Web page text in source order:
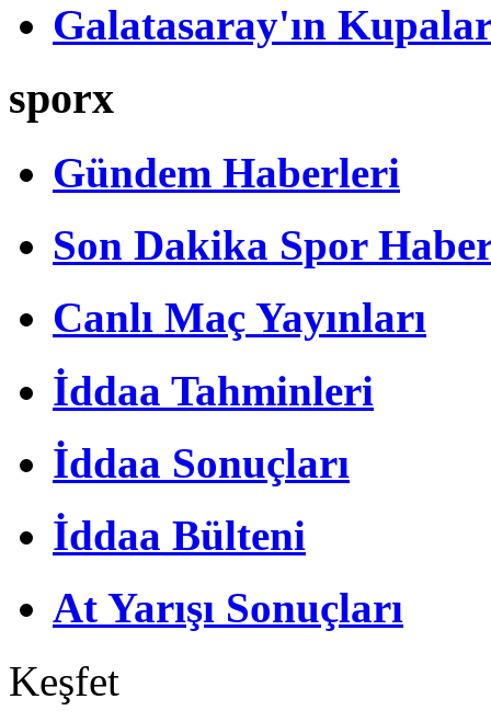
Galatasaray'ın
sporx
Gündem Haberleri
Son Dakika Spor
Canlı Maç Yayınları
İddaa Tahminleri
İddaa Sonuçları
İddaa Bülteni
At Yarışı Sonuçları
Keşfet